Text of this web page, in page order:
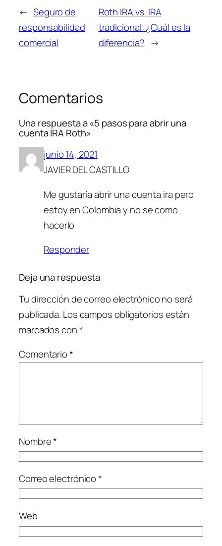
← Seguro de
responsabilidad
comercial
Roth IRA vs. IRA
tradicional: ¿Cuál es la
diferencia? →
Comentarios
Una respuesta a «5 pasos para abrir una
cuenta IRA Roth»
junio 14, 2021
JAVIER DEL CASTILLO
Me gustaría abrir una cuenta ira pero
estoy en Colombia y no se como
hacerlo
Responder
Deja una respuesta
Tu dirección de correo electrónico no será
publicada. Los campos obligatorios están
marcados con*
Comentario*
Nombre*
Correo electrónico*
Web